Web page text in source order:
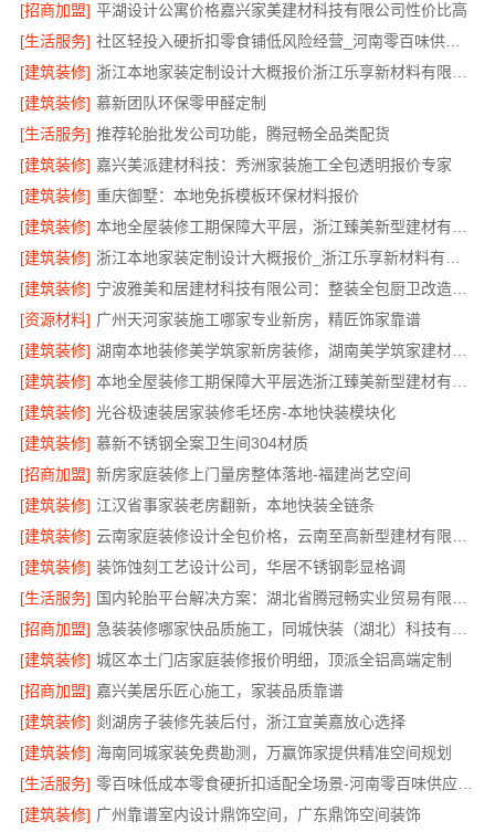
[招商加盟] 平湖设计公寓价格嘉兴家美建材科技有限公司性价比高
[生活服务]
社区轻投入硬折扣零食铺低风险经营_河南零百味供应链有限公司
[建筑装修]
[建筑装修] 慕新团队环保零甲醛定制
[生活服务] 推荐轮胎批发公司功能，腾冠畅全品类配货
[建筑装修] 嘉兴美派建材科技：秀洲家装施工全包透明报价专家
[建筑装修] 重庆御墅：本地免拆模板环保材料报价
[建筑装修]
[建筑装修]
[建筑装修]
宁波雅美和居建材科技有限公司：整装全包厨卫改造设计
[资源材料] 广州天河家装施工哪家专业新房，精匠饰家靠谱
[建筑装修]
湖南本地装修美学筑家新房装修，湖南美学筑家建材打造理想新居
[建筑装修]
[建筑装修] 光谷极速装居家装修毛坯房-本地快装模块化
[建筑装修] 慕新不锈钢全案卫生间304材质
[招商加盟] 新房家庭装修上门量房整体落地-福建尚艺空间
[建筑装修] 江汉省事家装老房翻新，本地快装全链条
[建筑装修]
[建筑装修] 装饰蚀刻工艺设计公司，华居不锈钢彰显格调
[生活服务]
[招商加盟]
[建筑装修] 城区本土门店家庭装修报价明细，顶派全铝高端定制
[招商加盟] 嘉兴美居乐匠心施工，家装品质靠谱
[建筑装修] 剡湖房子装修先装后付，浙江宜美嘉放心选择
[建筑装修] 海南同城家装免费勘测，万赢饰家提供精准空间规划
[生活服务]
零百味低成本零食硬折扣适配全场景-河南零百味供应链有限公司
[建筑装修] 广州靠谱室内设计鼎饰空间，广东鼎饰空间装饰